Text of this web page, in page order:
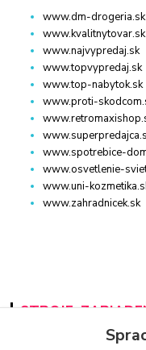
www.dm-drogeria.sk
www.kvalitnytovar.sk
www.najvypredaj.sk
www.topvypredaj.sk
www.top-nabytok.sk
www.proti-
www.spotrebice-
www.osvetlenie-
www.uni-
www.zahradnicek.sk
STROJE,
www.auto-diel.sk